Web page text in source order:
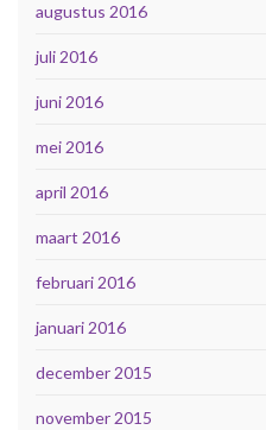
augustus 2016
juli 2016
juni 2016
mei 2016
april 2016
maart 2016
februari 2016
januari 2016
december 2015
november 2015